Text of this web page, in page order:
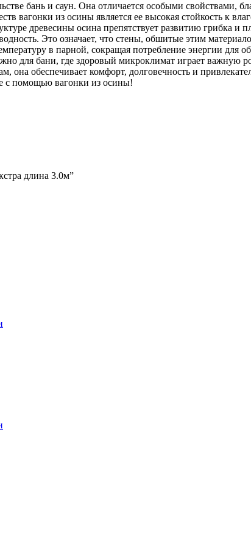
бань и саун. Она отличается особыми свойствами,
из осины является ее высокая стойкость к
древесины осина препятствует развитию грибка
Это означает, что стены, обшитые этим
в парной, сокращая потребление энергии для
для бани, где здоровый микроклимат играет важную
она обеспечивает комфорт, долговечность и
с помощью вагонки из осины!
длина 3.0м”